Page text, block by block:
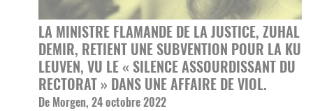
LA MINISTRE FLAMANDE DE LA JUSTICE, ZUHAL
DEMIR, RETIENT UNE SUBVENTION POUR LA KU
LEUVEN, VU LE « SILENCE ASSOURDISSANT DU
RECTORAT » DANS UNE AFFAIRE DE VIOL.
De Morgen, 24 octobre 2022